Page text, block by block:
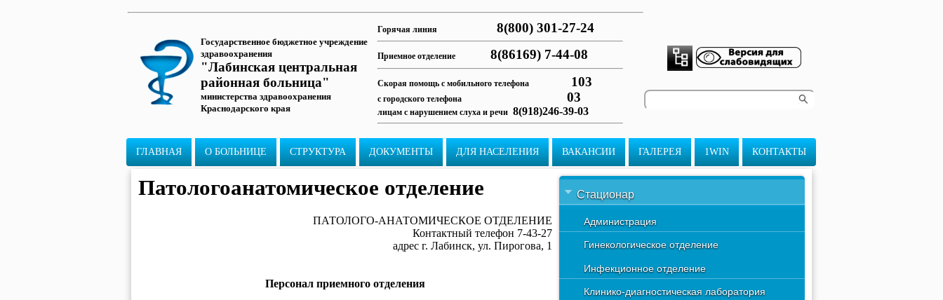
Государственное бюджетное учреждение
здравоохранения
"Лабинская центральная
районная больница"
министерства здравоохранения
Краснодарского края
Горячая линия 8(800) 301-27-24
Приемное отделение 8(86169) 7-44-08
Скорая помощь с мобильного телефона 103
с городского телефона 03
лицам с нарушением слуха и речи 8(918)246-39-03
ГЛАВНАЯ О БОЛЬНИЦЕ СТРУКТУРА ДОКУМЕНТЫ ДЛЯ НАСЕЛЕНИЯ ВАКАНСИИ ГАЛЕРЕЯ 1WIN КОНТАКТЫ
Стационар
Администрация
Гинекологическое отделение
Инфекционное отделение
Клинико-диагностическая лаборатория
Патологоанатомическое отделение
ПАТОЛОГО-АНАТОМИЧЕСКОЕ ОТДЕЛЕНИЕ
Контактный телефон 7-43-27
адрес г. Лабинск, ул. Пирогова, 1
Персонал приемного отделения